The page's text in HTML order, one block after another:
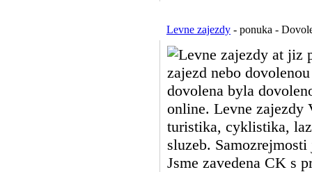
Levne zajezdy - ponuka -
Levne zajezdy at jiz
zajezd nebo
dovolena byla
online. Levne zajezdy
turistika, cyklistika,
sluzeb.
Jsme zavedena CK s